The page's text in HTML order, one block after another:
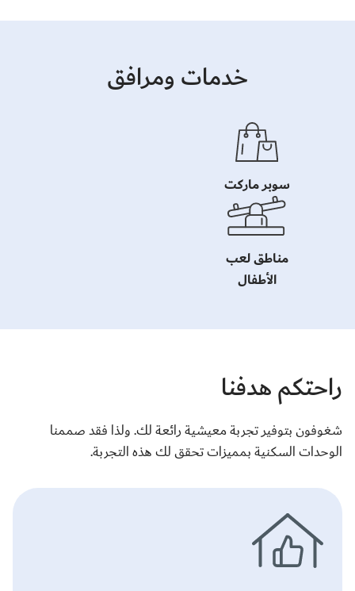
خدمات ومرافق
سوبر ماركت
مناطق لعب
الأطفال
راحتكم هدفنا
شغوفون بتوفير تجربة معيشية رائعة لك. ولذا فقد صممنا
الوحدات السكنية بمميزات تحقق لك هذه التجربة.